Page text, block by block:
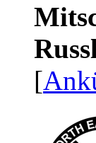
[